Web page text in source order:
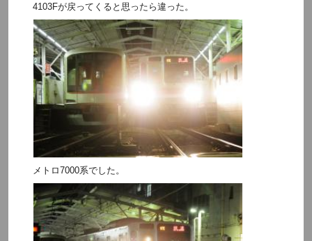
4103Fが戻ってくると思ったら違った。
メトロ7000系でした。